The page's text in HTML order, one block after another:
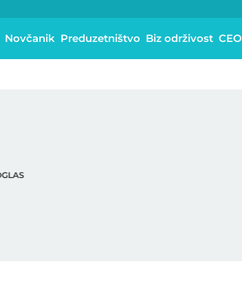
Novčanik Preduzetništvo Biz održivost CEO